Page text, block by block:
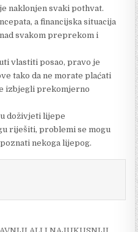
naklonjen svaki pothvat.
a financijska situacija
svakom preprekom i
vlastiti posao, pravo je
tako da ne morate plaćati
izbjegli prekomjerno
doživjeti lijepe
riješiti, problemi se mogu
nekoga lijepog.